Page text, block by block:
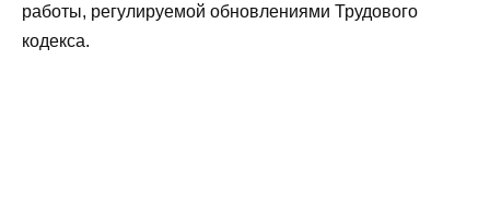
работы, регулируемой обновлениями Трудового
кодекса.